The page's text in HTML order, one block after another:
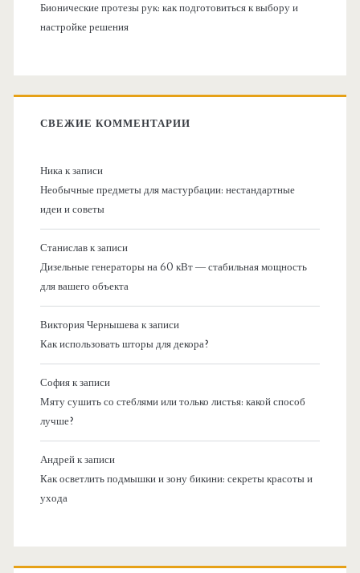
Бионические протезы рук: как подготовиться к выбору и
настройке решения
СВЕЖИЕ КОММЕНТАРИИ
Никак записи
Необычные предметы для мастурбации: нестандартные
идеи и советы
Станиславк записи
Дизельные генераторы на 60 кВт — стабильная мощность
для вашего объекта
Виктория Чернышевак записи
Как использовать шторы для декора?
Софияк записи
Мяту сушить со стеблями или только листья: какой способ
лучше?
Андрейк записи
Как осветлить подмышки и зону бикини: секреты красоты и
ухода